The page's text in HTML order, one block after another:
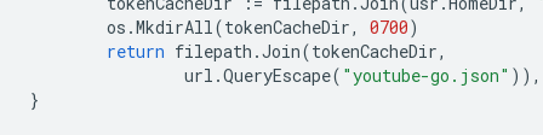
os .MkdirAll(tokenCacheDir, 0700)
return filepath .Join(tokenCacheDir,
url .QueryEscape( "youtube-go.json" )),
}